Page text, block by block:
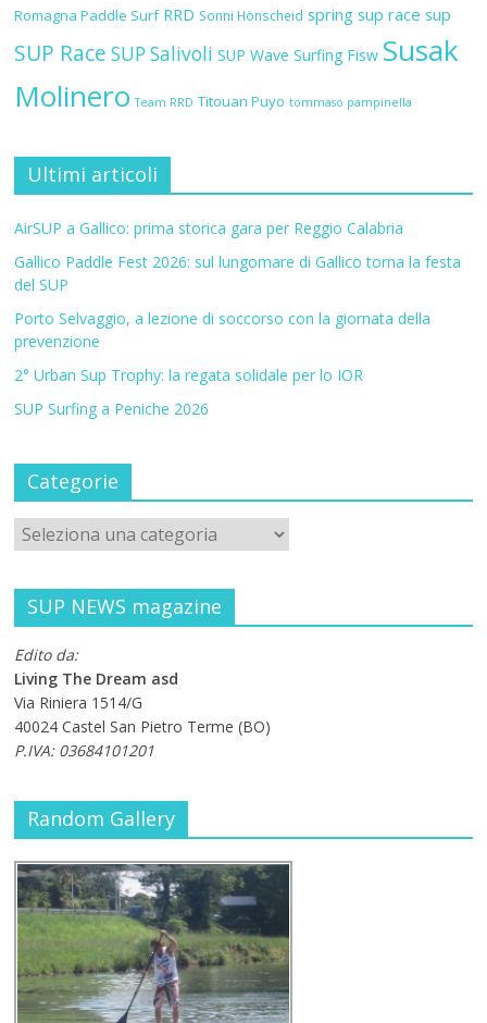
Romagna Paddle Surf RRD Sonni Hönscheid spring sup race sup
SUP Race SUP Salivoli SUP Wave Surfing Fisw Susak
Molinero Team RRD Titouan Puyo tommaso pampinella
Ultimi articoli
AirSUP a Gallico: prima storica gara per Reggio Calabria
Gallico Paddle Fest 2026: sul lungomare di Gallico torna la festa
del SUP
Porto Selvaggio, a lezione di soccorso con la giornata della
prevenzione
2° Urban Sup Trophy: la regata solidale per lo IOR
SUP Surfing a Peniche 2026
Categorie
SUP NEWS magazine
Edito da:
Living The Dream asd
Via Riniera 1514/G
40024 Castel San Pietro Terme (BO)
P.IVA: 03684101201
Random Gallery